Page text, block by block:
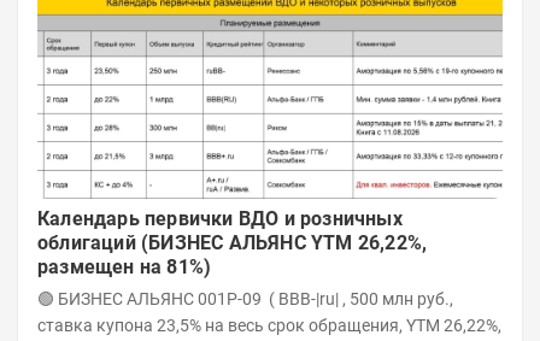
Календарь первички ВДО и розничных
облигаций (БИЗНЕС АЛЬЯНС YTM 26,22%,
размещен на 81%)
🟢 БИЗНЕС АЛЬЯНС 001P-09 ( BBB-|ru| , 500 млн руб.,
ставка купона 23,5% на весь срок обращения, YTM 26,22%,